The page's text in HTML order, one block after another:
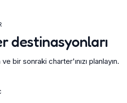
destinasyonları
ve bir sonraki charter'ınızı planlayın.